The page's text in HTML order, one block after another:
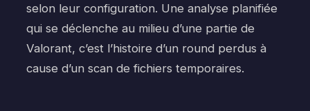
selon leur configuration. Une analyse planifiée
qui se déclenche au milieu d’une partie de
Valorant, c’est l’histoire d’un round perdus à
cause d’un scan de fichiers temporaires.